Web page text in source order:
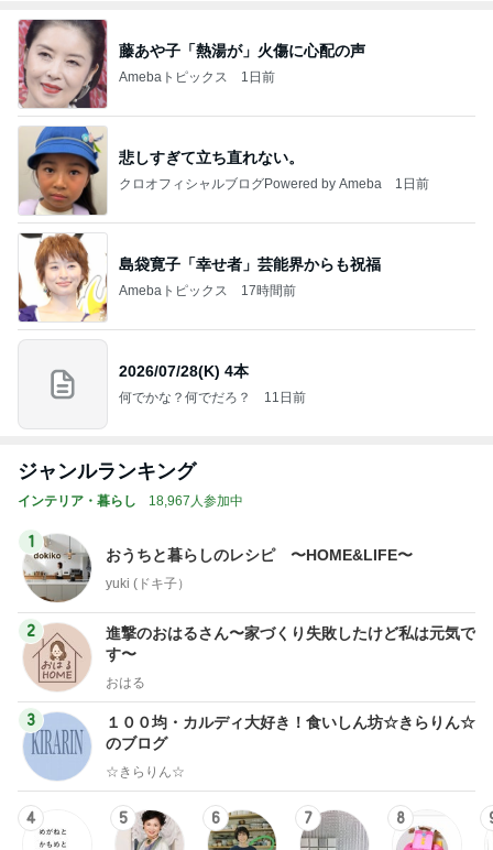
藤あや子「熱湯が」火傷に心配の声
Amebaトピックス 1日前
悲しすぎて立ち直れない。
クロオフィシャルブログPowered by Ameba 1日前
島袋寛子「幸せ者」芸能界からも祝福
Amebaトピックス 17時間前
2026/07/28(K) 4本
何でかな？何でだろ？ 11日前
ジャンルランキング
インテリア・暮らし 18,967人参加中
1
おうちと暮らしのレシピ 〜HOME&LIFE〜
yuki (ドキ子）
2
進撃のおはるさん〜家づくり失敗したけど私は元気で
す〜
おはる
3
１００均・カルディ大好き！食いしん坊☆きらりん☆
のブログ
☆きらりん☆
4 5 6 7 8